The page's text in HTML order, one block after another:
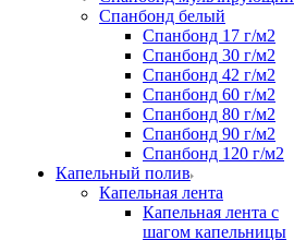
Спанбонд белый
Спанбонд 17 г/м2
Спанбонд 30 г/м2
Спанбонд 42 г/м2
Спанбонд 60 г/м2
Спанбонд 80 г/м2
Спанбонд 90 г/м2
Спанбонд 120 г/м2
Капельный полив
Капельная лента
Капельная лента с
шагом капельницы